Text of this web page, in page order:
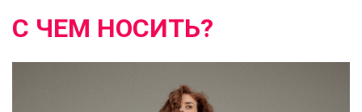
С ЧЕМ НОСИТЬ?